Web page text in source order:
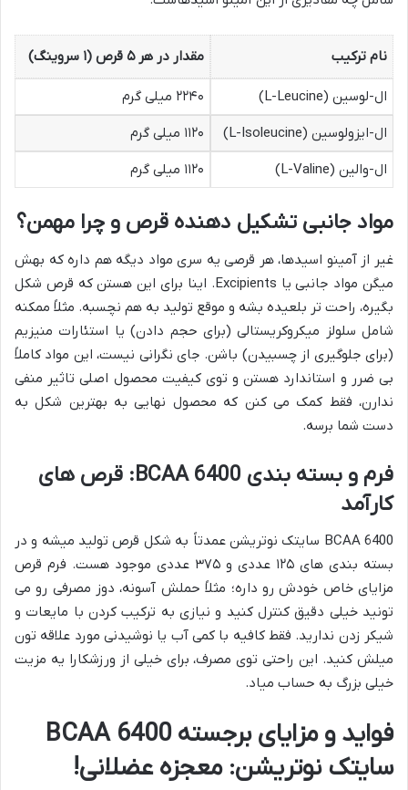
نام ترکیب مقدار در هر ۵ قرص (۱ سروینگ)
ال-لوسین (L-Leucine)
۲۲۴۰ میلی گرم
ال-ایزولوسین (L-Isoleucine)
۱۱۲۰ میلی گرم
ال-والین (L-Valine)
۱۱۲۰ میلی گرم
مواد جانبی تشکیل دهنده قرص و چرا مهمن؟
غیر از آمینو اسیدها، هر قرصی یه سری مواد دیگه هم داره که بهش
میگن مواد جانبی یا Excipients. اینا برای این هستن که قرص شکل
بگیره، راحت تر بلعیده بشه و موقع تولید به هم نچسبه. مثلاً ممکنه
شامل سلولز میکروکریستالی (برای حجم دادن) یا استئارات منیزیم
(برای جلوگیری از چسبیدن) باشن. جای نگرانی نیست، این مواد کاملاً
بی ضرر و استاندارد هستن و توی کیفیت محصول اصلی تاثیر منفی
ندارن، فقط کمک می کنن که محصول نهایی به بهترین شکل به
دست شما برسه.
فرم و بسته بندی BCAA 6400: قرص های
کارآمد
BCAA 6400 سایتک نوتریشن عمدتاً به شکل قرص تولید میشه و در
بسته بندی های ۱۲۵ عددی و ۳۷۵ عددی موجود هست. فرم قرص
مزایای خاص خودش رو داره؛ مثلاً حملش آسونه، دوز مصرفی رو می
تونید خیلی دقیق کنترل کنید و نیازی به ترکیب کردن با مایعات و
شیکر زدن ندارید. فقط کافیه با کمی آب یا نوشیدنی مورد علاقه تون
میلش کنید. این راحتی توی مصرف، برای خیلی از ورزشکارا یه مزیت
خیلی بزرگ به حساب میاد.
فواید و مزایای برجسته BCAA 6400
سایتک نوتریشن: معجزه عضلانی!